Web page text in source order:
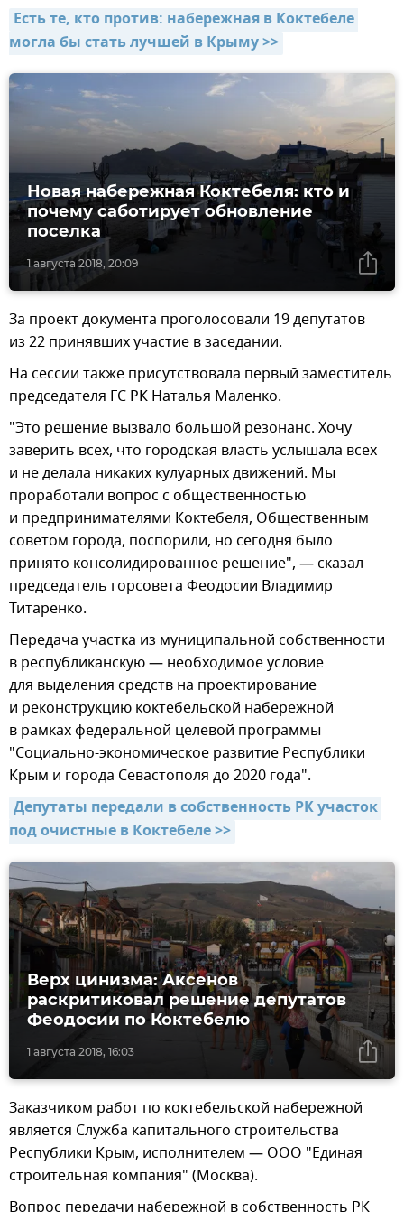
Есть те, кто против: набережная в Коктебеле
могла бы стать лучшей в Крыму >>
1 августа 2018, 20:09
Новая набережная Коктебеля: кто и
почему саботирует обновление
поселка
За проект документа проголосовали 19 депутатов
из 22 принявших участие в заседании.
На сессии также присутствовала первый заместитель
председателя ГС РК Наталья Маленко.
"Это решение вызвало большой резонанс. Хочу
заверить всех, что городская власть услышала всех
и не делала никаких кулуарных движений. Мы
проработали вопрос с общественностью
и предпринимателями Коктебеля, Общественным
советом города, поспорили, но сегодня было
принято консолидированное решение", — сказал
председатель горсовета Феодосии Владимир
Титаренко.
Передача участка из муниципальной собственности
в республиканскую — необходимое условие
для выделения средств на проектирование
и реконструкцию коктебельской набережной
в рамках федеральной целевой программы
"Социально-экономическое развитие Республики
Крым и города Севастополя до 2020 года".
Депутаты передали в собственность РК участок
под очистные в Коктебеле >>
1 августа 2018, 16:03
Верх цинизма: Аксенов
раскритиковал решение депутатов
Феодосии по Коктебелю
Заказчиком работ по коктебельской набережной
является Служба капитального строительства
Республики Крым, исполнителем — ООО "Единая
строительная компания" (Москва).
Вопрос передачи набережной в собственность РК